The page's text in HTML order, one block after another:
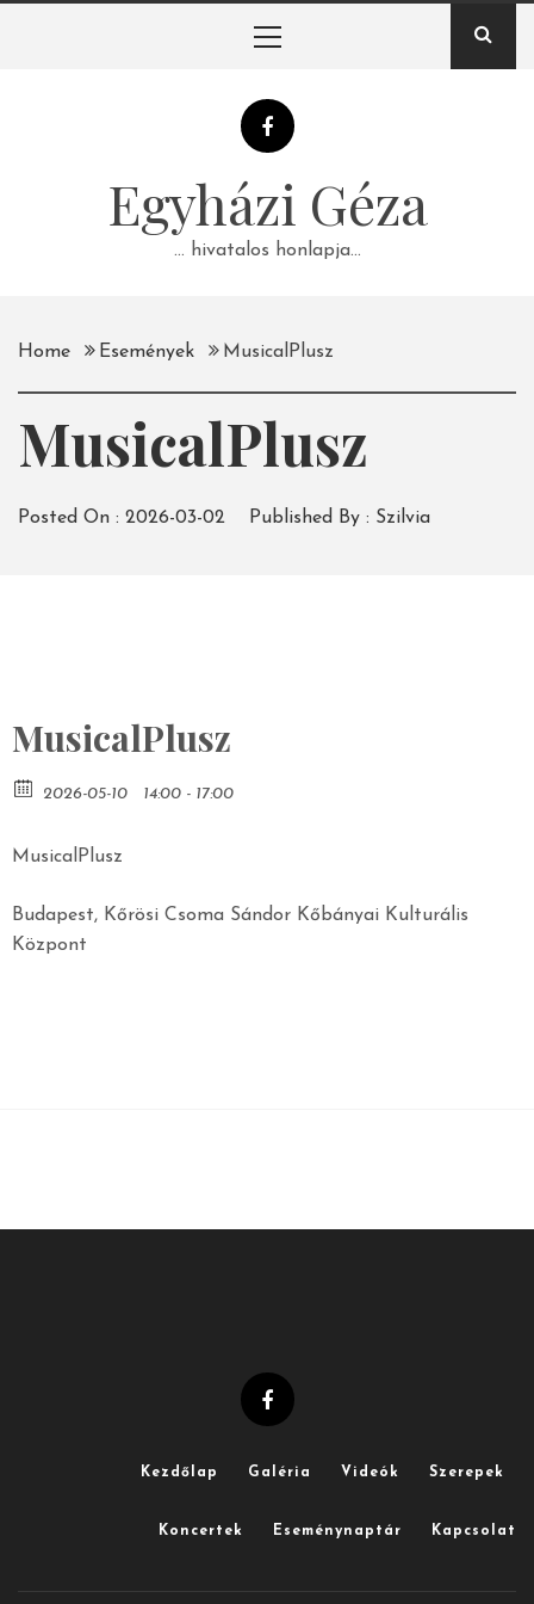
Egyházi Géza
… hivatalos honlapja…
Home Események MusicalPlusz
MusicalPlusz
Posted On : 2026-03-02 Published By : Szilvia
MusicalPlusz
2026-05-10 14:00 - 17:00
MusicalPlusz
Budapest, Kőrösi Csoma Sándor Kőbányai Kulturális
Központ
Kezdőlap Galéria Videók Szerepek
Koncertek Eseménynaptár Kapcsolat